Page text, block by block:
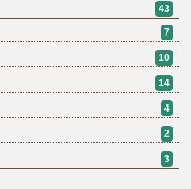
43
7
10
14
4
2
3